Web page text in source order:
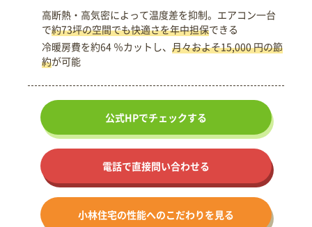
高断熱・高気密によって温度差を抑制。エアコン一台
で約73坪の空間でも快適さを年中担保できる
冷暖房費を約64 ％カットし、 月々およそ15,000 円の節
約が可能
公式HPでチェックする
電話で直接問い合わせる
小林住宅の性能へのこだわりを見る